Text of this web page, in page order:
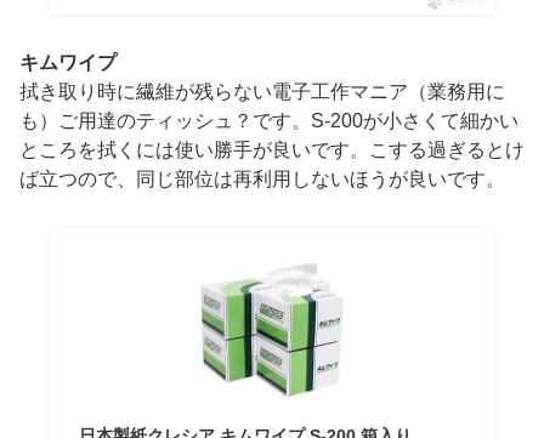
キムワイプ
拭き取り時に繊維が残らない電子工作マニア（業務用に
も）ご用達のティッシュ？です。S-200が小さくて細かい
ところを拭くには使い勝手が良いです。こする過ぎるとけ
ば立つので、同じ部位は再利用しないほうが良いです。